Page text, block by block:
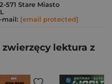
571 Stare Miasto
mail: [email protected]
lektura z